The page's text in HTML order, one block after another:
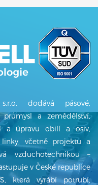
dodává pásové,
průmysl a zemědělství,
a úpravu obilí a osiv,
včetně projektu a
vzduchotechnikou –
v České republice
která vyrábí potrubí,